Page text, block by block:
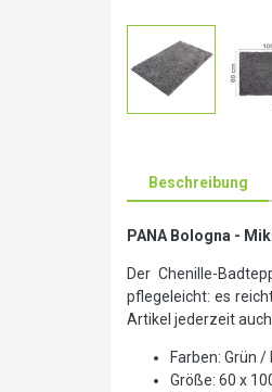
Beschreibung
PANA Bologna -
Der Chenille-
pflegeleicht: es
Artikel jederzeit
Farben: Grün
Größe: 60 x